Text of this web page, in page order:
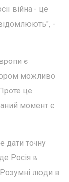
війна - це
-
є
можливо
це
момент є
дати точну
Росія в
Розумні люди в